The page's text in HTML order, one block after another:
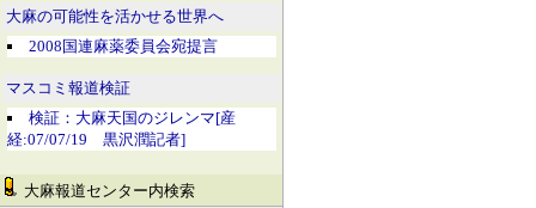
大麻の可能性を活かせる世界へ
2008国連麻薬委員会宛提言
マスコミ報道検証
検証：大麻天国のジレンマ[産
経:07/07/19 黒沢潤記者]
大麻報道センター内検索